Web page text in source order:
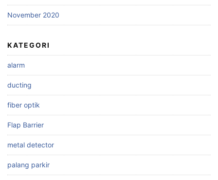
November 2020
KATEGORI
alarm
ducting
fiber optik
Flap Barrier
metal detector
palang parkir